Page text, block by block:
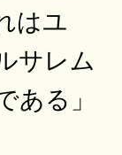
はユ
サレム
ある」